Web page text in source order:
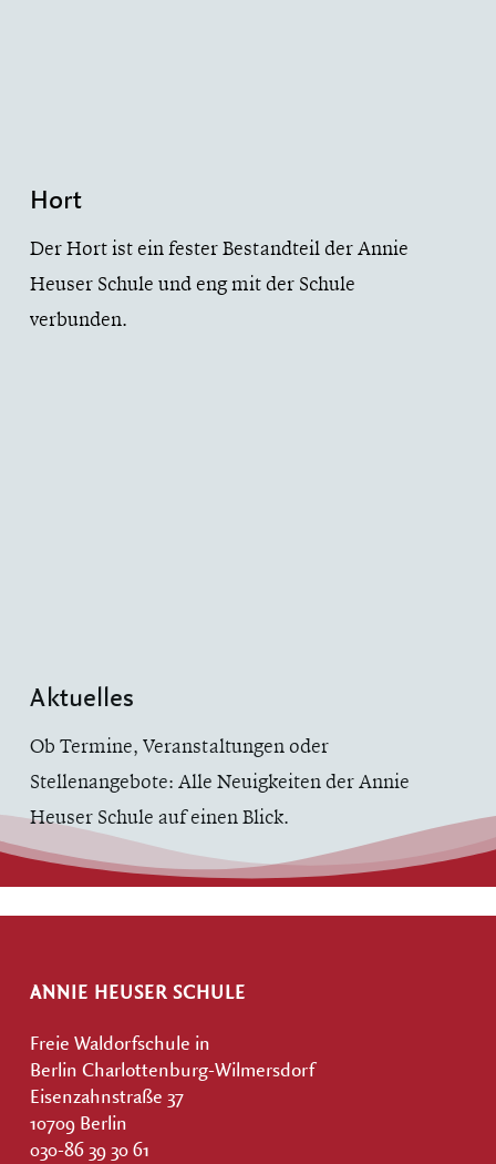
Hort
Der Hort ist ein fester Bestandteil der Annie
Heuser Schule und eng mit der Schule
verbunden.
Aktuelles
Ob Termine, Veranstaltungen oder
Stellenangebote: Alle Neuigkeiten der Annie
Heuser Schule auf einen Blick.
ANNIE HEUSER SCHULE
Freie Waldorfschule in
Berlin Charlottenburg-Wilmersdorf
Eisenzahnstraße 37
10709 Berlin
030-86 39 30 61